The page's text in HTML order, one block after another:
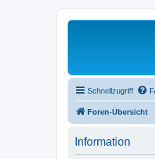
Schnellzugriff
Foren-Übersicht
Information